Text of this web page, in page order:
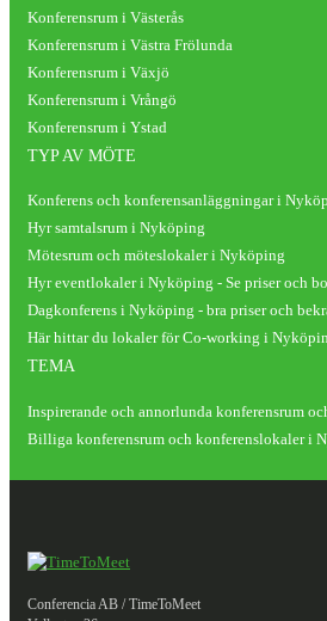
Konferensrum i Västerås
Konferensrum i Västra Frölunda
Konferensrum i Växjö
Konferensrum i Vrångö
Konferensrum i Ystad
TYP AV MÖTE
Konferens och konferensanläggningar i
Hyr samtalsrum i Nyköping
Mötesrum och möteslokaler i Nyköping
Hyr eventlokaler i Nyköping - Se priser och
Dagkonferens i Nyköping - bra priser och
Här hittar du lokaler för Co-working i
TEMA
Inspirerande och annorlunda konferensrum
Billiga konferensrum och konferenslokaler i
Conferencia AB / TimeToMeet